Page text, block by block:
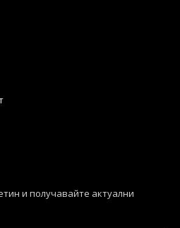
и получавайте актуални